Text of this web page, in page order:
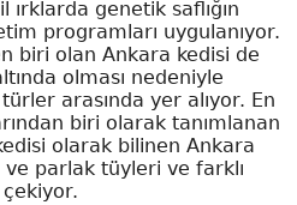
ırklarda genetik saflığın
programları uygulanıyor.
biri olan Ankara kedisi de
olması nedeniyle
arasında yer alıyor. En
biri olarak tanımlanan
olarak bilinen Ankara
ve parlak tüyleri ve farklı